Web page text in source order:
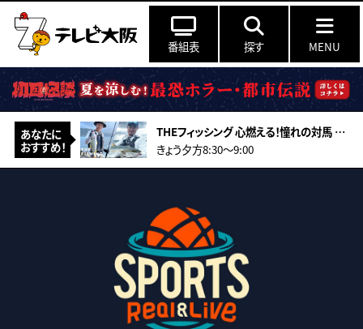
番組表 探す MENU
あなたに
おすすめ！
THEフィッシング 心燃える！憧れの対馬 真夏のロックショアゲーム
きょう夕方8:30〜9:00